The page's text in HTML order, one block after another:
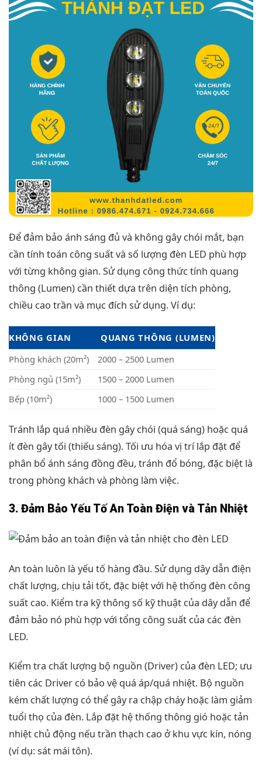
Để đảm bảo ánh sáng đủ và không gây chói mắt, bạn
cần tính toán công suất và số lượng đèn LED phù hợp
với từng không gian. Sử dụng công thức tính quang
thông (Lumen) cần thiết dựa trên diện tích phòng,
chiều cao trần và mục đích sử dụng. Ví dụ:
KHÔNG GIAN
QUANG THÔNG (LUMEN)
Phòng khách (20m²)
2000 – 2500 Lumen
Phòng ngủ (15m²)
1500 – 2000 Lumen
Bếp (10m²)
1000 – 1500 Lumen
Tránh lắp quá nhiều đèn gây chói (quá sáng) hoặc quá
ít đèn gây tối (thiếu sáng). Tối ưu hóa vị trí lắp đặt để
phân bổ ánh sáng đồng đều, tránh đổ bóng, đặc biệt là
trong phòng khách và phòng làm việc.
3. Đảm Bảo Yếu Tố An Toàn Điện và Tản Nhiệt
An toàn luôn là yếu tố hàng đầu. Sử dụng dây dẫn điện
chất lượng, chịu tải tốt, đặc biệt với hệ thống đèn công
suất cao. Kiểm tra kỹ thông số kỹ thuật của dây dẫn để
đảm bảo nó phù hợp với tổng công suất của các đèn
LED.
Kiểm tra chất lượng bộ nguồn (Driver) của đèn LED; ưu
tiên các Driver có bảo vệ quá áp/quá nhiệt. Bộ nguồn
kém chất lượng có thể gây ra chập cháy hoặc làm giảm
tuổi thọ của đèn. Lắp đặt hệ thống thông gió hoặc tản
nhiệt chủ động nếu trần thạch cao ở khu vực kín, nóng
(ví dụ: sát mái tôn).